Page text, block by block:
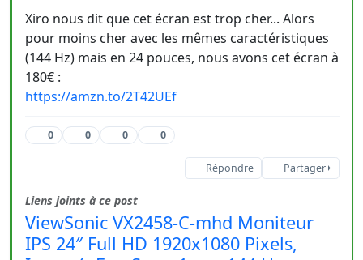
Xiro nous dit que cet écran est trop cher... Alors
pour moins cher avec les mêmes caractéristiques
(144 Hz) mais en 24 pouces, nous avons cet écran à
180€ :
https://amzn.to/2T42UEf
0 0 0 0
Répondre Partager
Liens joints à ce post
ViewSonic VX2458-C-mhd Moniteur
IPS 24″ Full HD 1920x1080 Pixels,